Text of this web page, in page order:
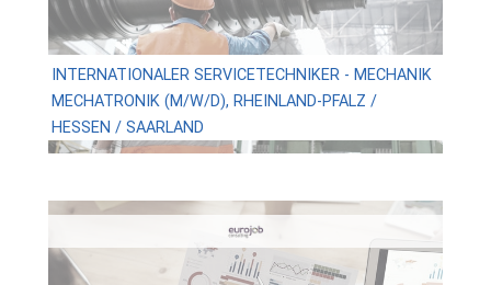
INTERNATIONALER SERVICETECHNIKER - MECHANIK
MECHATRONIK (M/W/D), RHEINLAND-PFALZ /
HESSEN / SAARLAND